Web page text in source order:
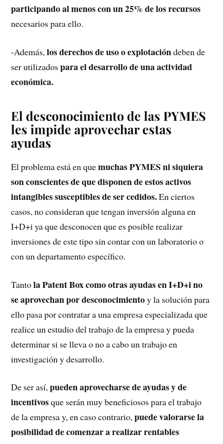
participando al menos con un 25% de los recursos
necesarios para ello.
-Además,los derechos de uso o explotacióndeben de
ser utilizadospara el desarrollo de una actividad
económica.
El desconocimiento de las PYMES
les impide aprovechar estas
ayudas
El problema está en quemuchas PYMES ni siquiera
son conscientes de que disponen de estos activos
intangibles susceptibles de ser cedidos.En ciertos
casos, no consideran que tengan inversión alguna en
I+D+i ya que desconocen que es posible realizar
inversiones de este tipo sin contar con un laboratorio o
con un departamento específico.
Tantola Patent Box como otras ayudas en I+D+i no
se aprovechan por desconocimientoy la solución para
ello pasa por contratar a una empresa especializada que
realice un estudio del trabajo de la empresa y pueda
determinar si se lleva o no a cabo un trabajo en
investigación y desarrollo.
De ser así,pueden aprovecharse de ayudas y de
incentivosque serán muy beneficiosos para el trabajo
de la empresa y, en caso contrario,puede valorarse la
posibilidad de comenzar a realizar rentables